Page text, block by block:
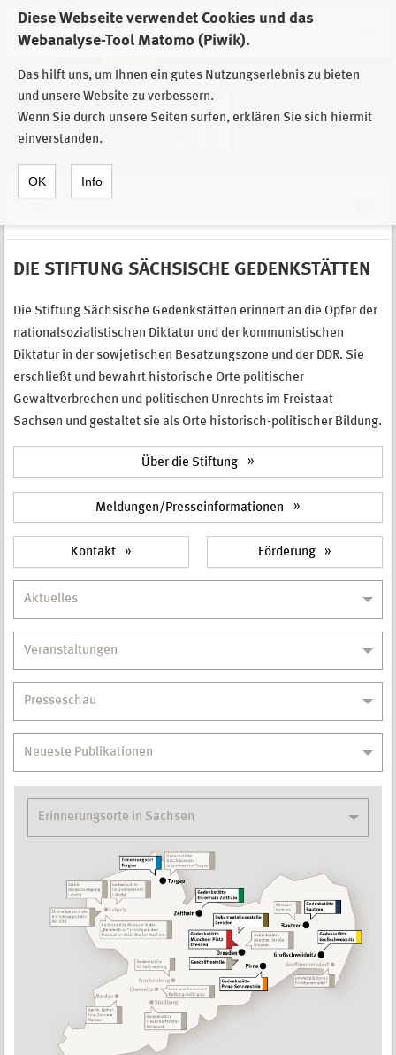
Diese Webseite verwendet Cookies und das
Webanalyse-Tool Matomo (Piwik).
Das hilft uns, um Ihnen ein gutes Nutzungserlebnis zu bieten
und unsere Website zu verbessern.
Wenn Sie durch unsere Seiten surfen, erklären Sie sich hiermit
einverstanden.
OK Info
Zur Auswahl der Einrichtungen der
Stiftung Sächsische Gedenkstätten
DIE STIFTUNG SÄCHSISCHE GEDENKSTÄTTEN
Die Stiftung Sächsische Gedenkstätten erinnert an die Opfer der
nationalsozialistischen Diktatur und der kommunistischen
Diktatur in der sowjetischen Besatzungszone und der DDR. Sie
erschließt und bewahrt historische Orte politischer
Gewaltverbrechen und politischen Unrechts im Freistaat
Sachsen und gestaltet sie als Orte historisch-politischer Bildung.
Über die Stiftung
Meldungen/Presseinformationen
Kontakt Förderung
Aktuelles
Veranstaltungen
Presseschau
Neueste Publikationen
Erinnerungsorte in Sachsen